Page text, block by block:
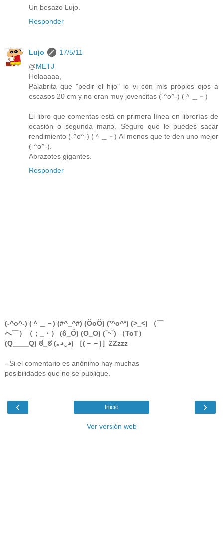
Un besazo Lujo.
Responder
Lujo
17/5/11
@METJ
Holaaaaa,
Palabrita que "pedir el hijo" lo vi con mis propios ojos a
escasos 20 cm y no eran muy jovencitas (-^o^-) (＾＿－)
El libro que comentas está en primera línea en librerías de
ocasión o segunda mano. Seguro que le puedes sacar
rendimiento (-^o^-) (＾＿－) Al menos que te den uno mejor
(-^o^-).
Abrazotes gigantes.
Responder
(-^o^-) (＾＿－) (#^_^#) (ÖoÖ) (*^o^*) (>_<) （￣
へ￣）（；_・） (ô_Ó) (O_O) (ˇ~ˇ) （ToT）
(Q____Q) ಠ_ಠ (｡◕‿◕) ［(－－)］ZZzzz
- Si el comentario es anónimo hay muchas
posibilidades que no se publique.
‹ ›
Inicio
Ver versión web